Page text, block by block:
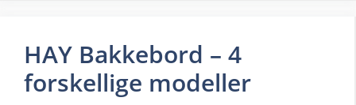
HAY Bakkebord – 4
forskellige modeller